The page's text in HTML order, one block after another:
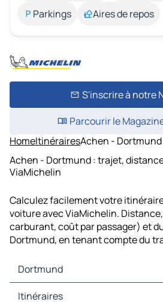
Parkings
Aires de repos
S'inscrire à notre
Parcourir le
HomeItinérairesAchen - Dortmund
Achen - Dortmund : trajet,
ViaMichelin
Calculez facilement votre
voiture avec ViaMichelin.
carburant, coût par passager) et
Dortmund, en tenant compte du
Dortmund
Dortmund Cartes et plans
Itinéraires